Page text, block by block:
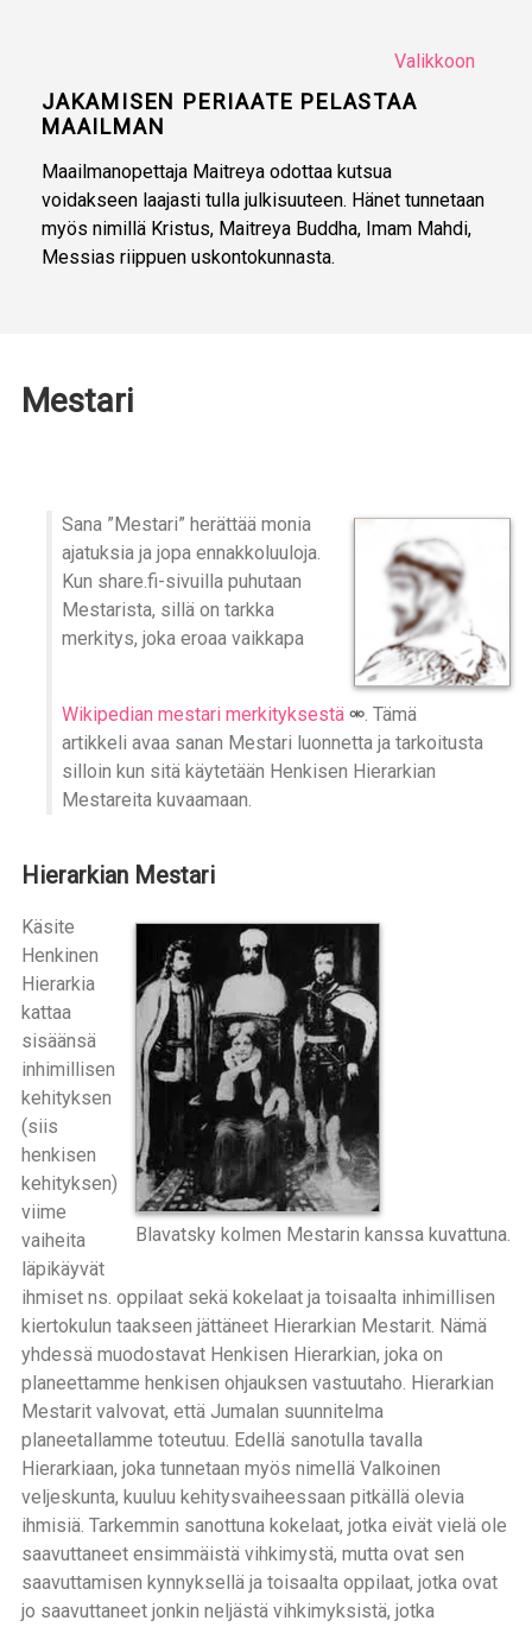
Valikkoon
JAKAMISEN PERIAATE PELASTAA
MAAILMAN
Maailmanopettaja Maitreya odottaa kutsua
voidakseen laajasti tulla julkisuuteen. Hänet tunnetaan
myös nimillä Kristus, Maitreya Buddha, Imam Mahdi,
Messias riippuen uskontokunnasta.
Mestari
Sana ”Mestari” herättää monia
ajatuksia ja jopa ennakkoluuloja.
Kun share.fi-sivuilla puhutaan
Mestarista, sillä on tarkka
merkitys, joka eroaa vaikkapa
Wikipedian mestari merkityksestä
. Tämä
artikkeli avaa sanan Mestari luonnetta ja tarkoitusta
silloin kun sitä käytetään Henkisen Hierarkian
Mestareita kuvaamaan.
Hierarkian Mestari
Blavatsky kolmen Mestarin kanssa kuvattuna.
Käsite
Henkinen
Hierarkia
kattaa
sisäänsä
inhimillisen
kehityksen
(siis
henkisen
kehityksen)
viime
vaiheita
läpikäyvät
ihmiset ns. oppilaat sekä kokelaat ja toisaalta inhimillisen
kiertokulun taakseen jättäneet Hierarkian Mestarit. Nämä
yhdessä muodostavat Henkisen Hierarkian, joka on
planeettamme henkisen ohjauksen vastuutaho. Hierarkian
Mestarit valvovat, että Jumalan suunnitelma
planeetallamme toteutuu. Edellä sanotulla tavalla
Hierarkiaan, joka tunnetaan myös nimellä Valkoinen
veljeskunta, kuuluu kehitysvaiheessaan pitkällä olevia
ihmisiä. Tarkemmin sanottuna kokelaat, jotka eivät vielä ole
saavuttaneet ensimmäistä vihkimystä, mutta ovat sen
saavuttamisen kynnyksellä ja toisaalta oppilaat, jotka ovat
jo saavuttaneet jonkin neljästä vihkimyksistä, jotka